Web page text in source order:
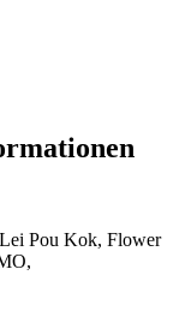
Pou Kok, Flower